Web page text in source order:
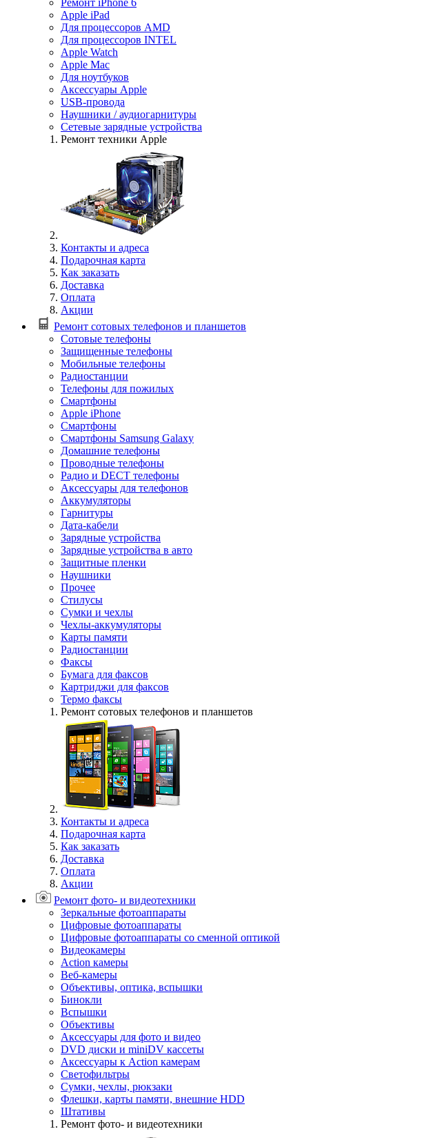
Ремонт iPhone 6
Apple iPad
Для процессоров AMD
Для процессоров INTEL
Apple Watch
Apple Mac
Для ноутбуков
Аксессуары Apple
USB-провода
Наушники / аудиогарнитуры
Сетевые зарядные устройства
Ремонт техники Apple
Контакты и адреса
Подарочная карта
Как заказать
Доставка
Оплата
Акции
Ремонт сотовых телефонов и планшетов
Сотовые телефоны
Защищенные телефоны
Мобильные телефоны
Радиостанции
Телефоны для пожилых
Смартфоны
Apple iPhone
Смартфоны
Смартфоны Samsung Galaxy
Домашние телефоны
Проводные телефоны
Радио и DECT телефоны
Аксессуары для телефонов
Аккумуляторы
Гарнитуры
Дата-кабели
Зарядные устройства
Зарядные устройства в авто
Защитные пленки
Наушники
Прочее
Стилусы
Сумки и чехлы
Чехлы-аккумуляторы
Карты памяти
Радиостанции
Факсы
Бумага для факсов
Картриджи для факсов
Термо факсы
Ремонт сотовых телефонов и планшетов
Контакты и адреса
Подарочная карта
Как заказать
Доставка
Оплата
Акции
Ремонт фото- и видеотехники
Зеркальные фотоаппараты
Цифровые фотоаппараты
Цифровые фотоаппараты со сменной оптикой
Видеокамеры
Action камеры
Веб-камеры
Объективы, оптика, вспышки
Бинокли
Вспышки
Объективы
Аксессуары для фото и видео
DVD диски и miniDV кассеты
Аксессуары к Action камерам
Светофильтры
Сумки, чехлы, рюкзаки
Флешки, карты памяти, внешние HDD
Штативы
Ремонт фото- и видеотехники